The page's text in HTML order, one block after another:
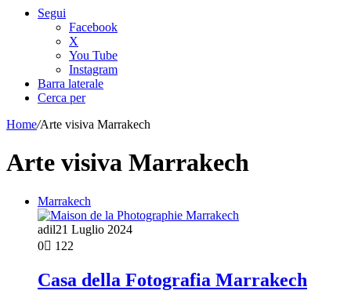
Segui
Facebook
X
You Tube
Instagram
Barra laterale
Cerca per
Home/Arte visiva Marrakech
Arte visiva Marrakech
Marrakech
adil21 Luglio 2024
0
122
Casa della Fotografia Marrakech